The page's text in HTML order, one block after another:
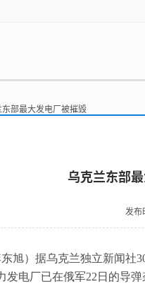
东部最大发电厂被摧毁
乌克兰东部
发布
旭）据乌克兰独立新闻社
发电厂已在俄军22日的导